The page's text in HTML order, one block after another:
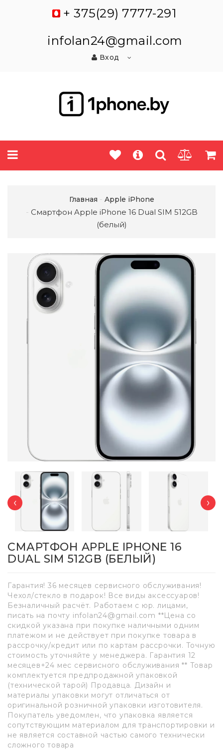
+ 375(29) 7777-291
infolan24@gmail.com
Вход
Главная Apple iPhone
Смартфон Apple iPhone 16 Dual SIM 512GB
(белый)
‹ ›
СМАРТФОН APPLE IPHONE 16
DUAL SIM 512GB (БЕЛЫЙ)
Гарантия! 36 месяцев сервисного обслуживания!
Чехол/стекло в подарок! Все виды аксессуаров!
Безналичный расчёт. Работаем с юр. лицами,
писать на почту infolan24@gmail.com **Цена со
скидкой указана при покупке наличными одним
платежом и не действует при покупке товара в
рассрочку/кредит или по картам рассрочки. Точную
стоимость уточняйте у менеджера. Гарантия 12
месяцев+24 мес сервисного обслуживания ** Товар
комплектуется предпродажной упаковкой
(технической тарой) Продавца. Дизайн и
материалы упаковки могут отличаться от
оригинальной розничной упаковки изготовителя.
Покупатель уведомлен, что упаковка является
сопутствующим материалом для транспортировки и
не является составной частью самого технически
сложного товара